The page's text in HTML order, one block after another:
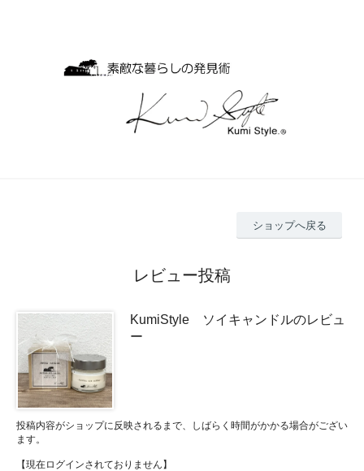
ショップへ戻る
レビュー投稿
KumiStyle ソイキャンドルのレビュ
ー
投稿内容がショップに反映されるまで、しばらく時間がかかる場合がござい
ます。
【現在ログインされておりません】